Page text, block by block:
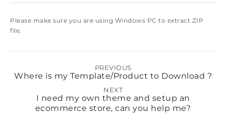
Please make sure you are using Windows PC to extract ZIP
file.
PREVIOUS
Where is my Template/Product to Download ?
NEXT
I need my own theme and setup an
ecommerce store, can you help me?